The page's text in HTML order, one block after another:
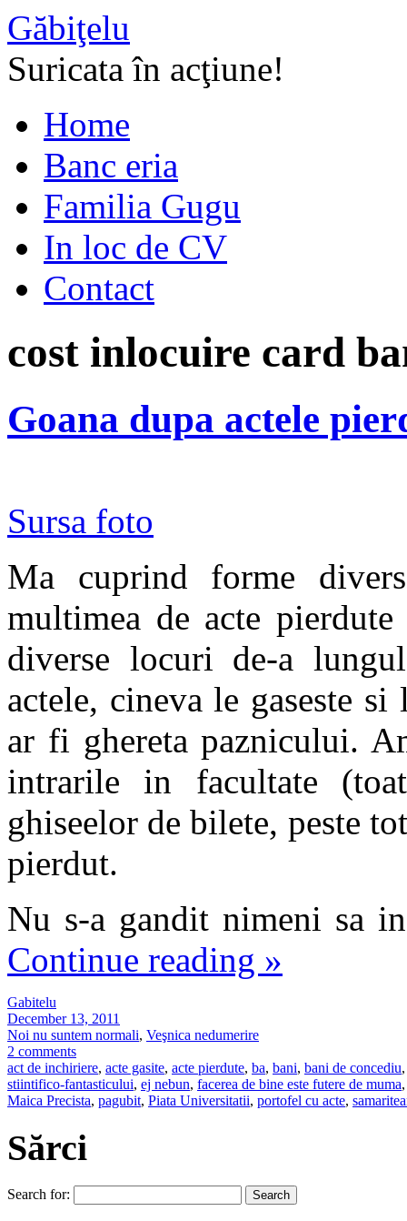
Găbiţelu
Suricata în acţiune!
Home
Banc eria
Familia Gugu
In loc de CV
Contact
cost inlocuire card
Goana dupa actele
Sursa foto
Ma cuprind forme
multimea de acte
diverse locuri de-a
actele, cineva le gaseste
ar fi ghereta paznicului.
intrarile in facultate
ghiseelor de bilete, peste
pierdut.
Nu s-a gandit nimeni sa
Continue reading »
Gabitelu
December 13, 2011
Noi nu suntem normali, Veşnica nedumerire
2 comments
act de inchiriere, acte gasite, acte pierdute, ba, bani, bani de concediu,
stiintifico-fantasticului, ej nebun, facerea de bine este futere de muma,
Maica Precista, pagubit, Piata Universitatii, portofel cu acte,
Sărci
Search for: